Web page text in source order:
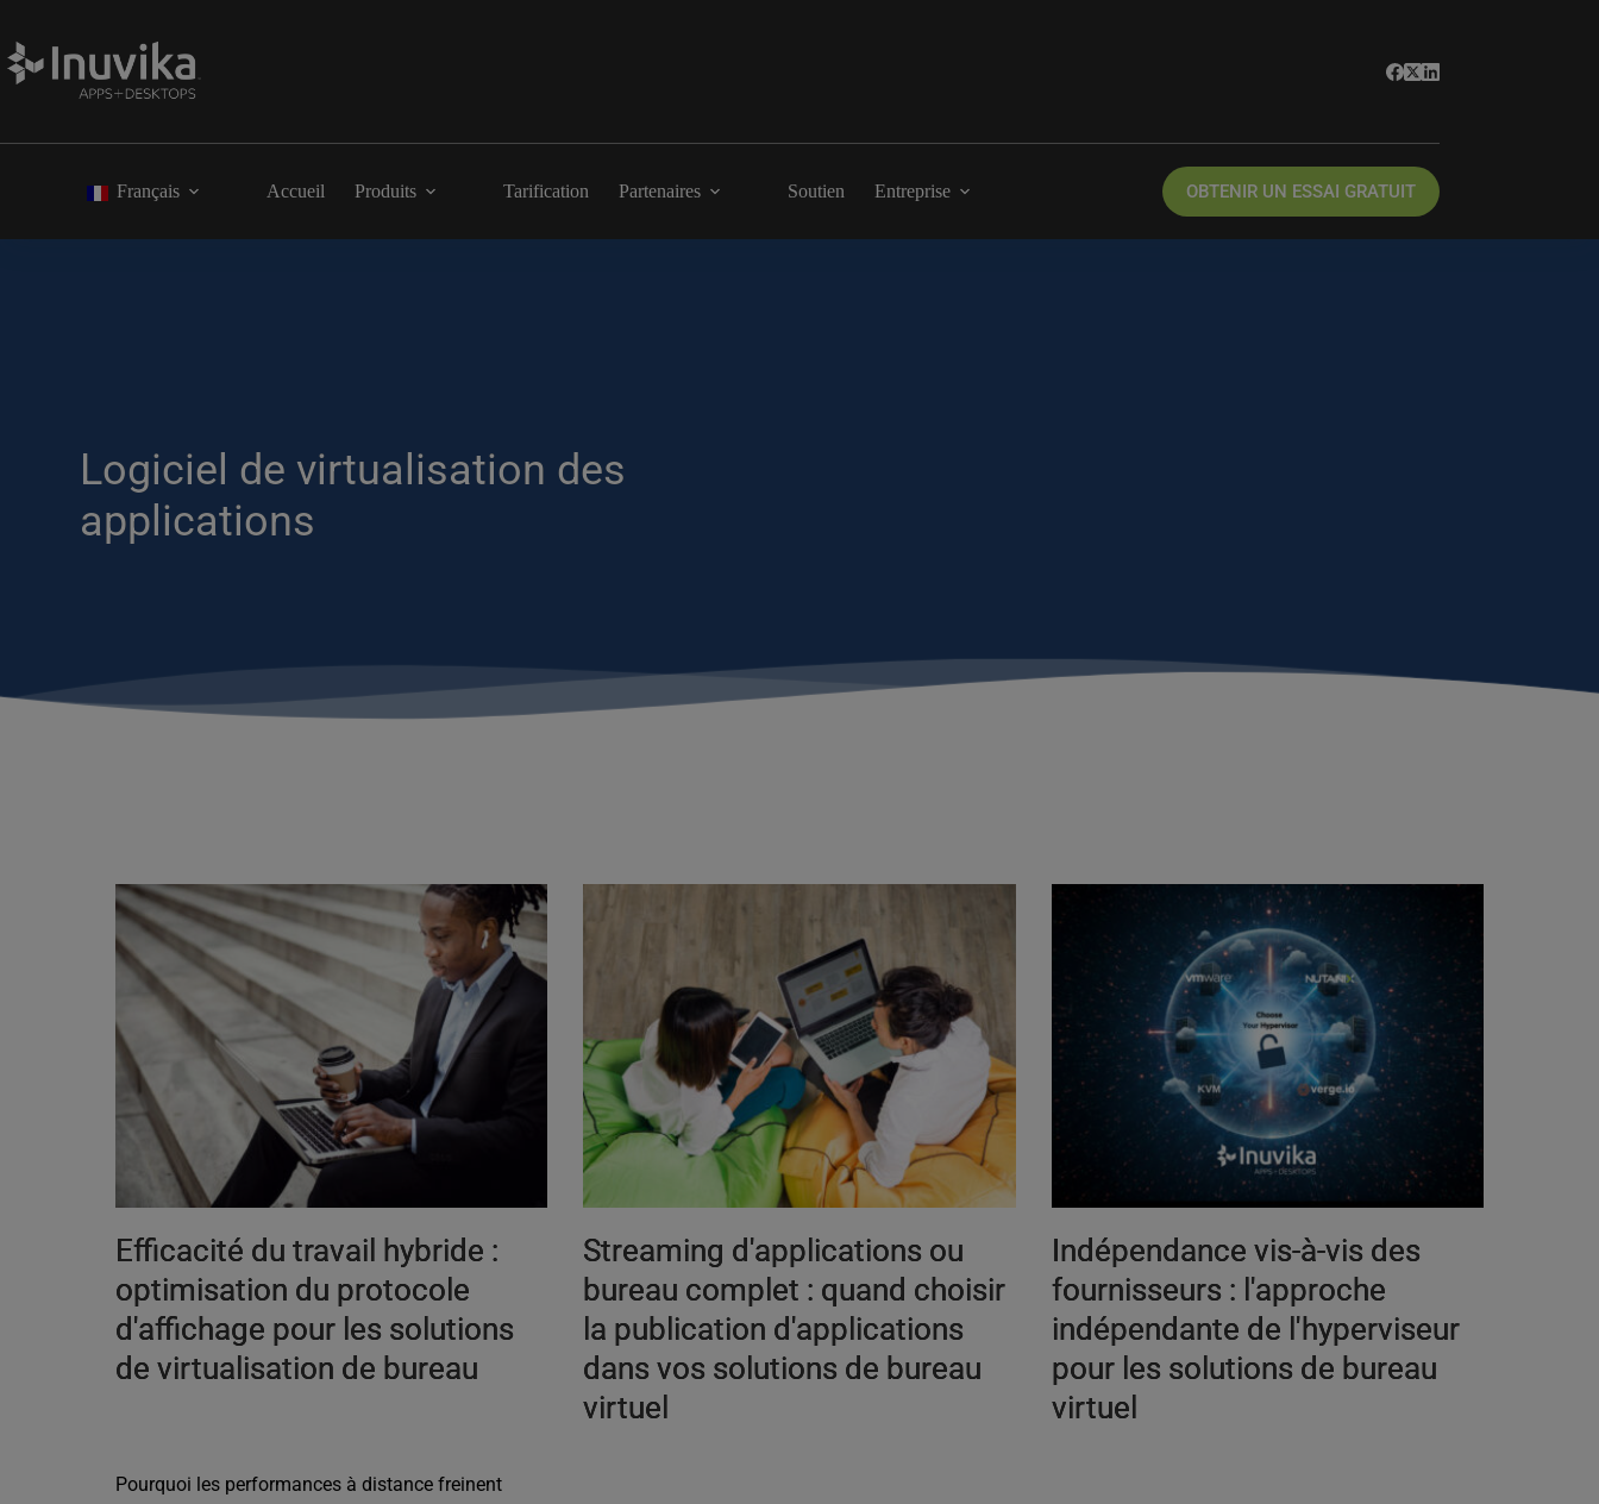
Français Accueil Produits Tarification Partenaires Soutien Entreprise OBTENIR UN ESSAI GRATUIT
Logiciel de virtualisation des
applications
Efficacité du travail hybride :
optimisation du protocole
d'affichage pour les solutions
de virtualisation de bureau
Pourquoi les performances à distance freinent
Streaming d'applications ou
bureau complet : quand choisir
la publication d'applications
dans vos solutions de bureau
virtuel
Indépendance vis-à-vis des
fournisseurs : l'approche
indépendante de l'hyperviseur
pour les solutions de bureau
virtuel